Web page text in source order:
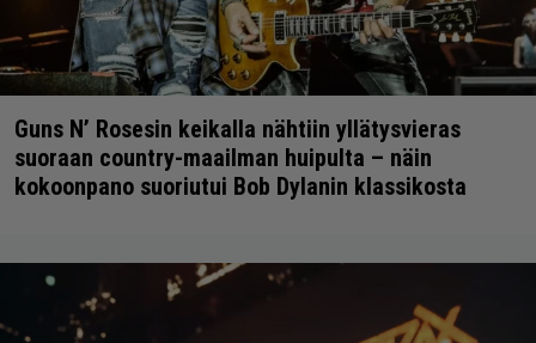
Guns N’ Rosesin keikalla nähtiin yllätysvieras
suoraan country-maailman huipulta – näin
kokoonpano suoriutui Bob Dylanin klassikosta